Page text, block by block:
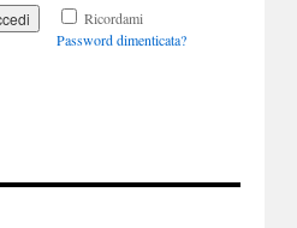
Ricordami
Password dimenticata?